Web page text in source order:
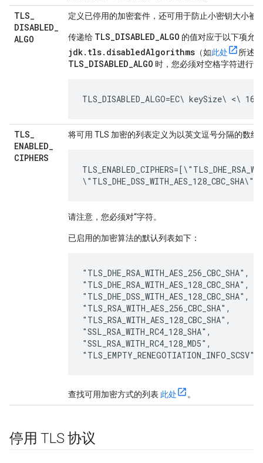
TLS_
DISABLED_
ALGO
定义已停用的加密套件，还可用于防止小密钥大小被
传递给 TLS_DISABLED_ALGO 的值对应于以下项允
jdk.tls.disabledAlgorithms （如此处 所述
TLS_DISABLED_ALGO 时，您必须对空格字符进行
TLS_DISABLED_ALGO=EC\ keySize\ <\
TLS_
ENABLED_
CIPHERS
将可用 TLS 加密的列表定义为以英文逗号分隔的数组
\"TLS_DHE_DSS_WITH_AES_128_CBC_SHA\"]
请注意，您必须对“字符。
已启用的加密算法的默认列表如下：
"TLS_DHE_RSA_WITH_AES_256_CBC_SHA",
"TLS_DHE_RSA_WITH_AES_128_CBC_SHA",
"TLS_DHE_DSS_WITH_AES_128_CBC_SHA",
"TLS_RSA_WITH_AES_256_CBC_SHA",
"TLS_RSA_WITH_AES_128_CBC_SHA",
"SSL_RSA_WITH_RC4_128_SHA",
"SSL_RSA_WITH_RC4_128_MD5",
"TLS_EMPTY_RENEGOTIATION_INFO_SCSV"
查找可用加密方式的列表 此处 。
停用 TLS 协议